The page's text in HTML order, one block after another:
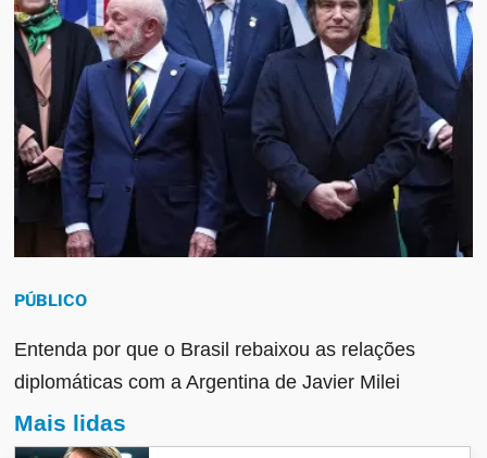
PÚBLICO
Entenda por que o Brasil rebaixou as relações
diplomáticas com a Argentina de Javier Milei
Mais lidas